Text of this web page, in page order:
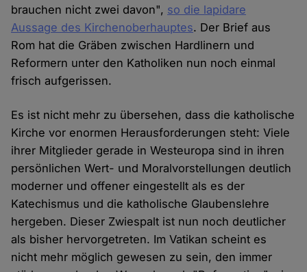
brauchen nicht zwei davon", so die lapidare
Aussage des Kirchenoberhauptes. Der Brief aus
Rom hat die Gräben zwischen Hardlinern und
Reformern unter den Katholiken nun noch einmal
frisch aufgerissen.
Es ist nicht mehr zu übersehen, dass die katholische
Kirche vor enormen Herausforderungen steht: Viele
ihrer Mitglieder gerade in Westeuropa sind in ihren
persönlichen Wert- und Moralvorstellungen deutlich
moderner und offener eingestellt als es der
Katechismus und die katholische Glaubenslehre
hergeben. Dieser Zwiespalt ist nun noch deutlicher
als bisher hervorgetreten. Im Vatikan scheint es
nicht mehr möglich gewesen zu sein, den immer